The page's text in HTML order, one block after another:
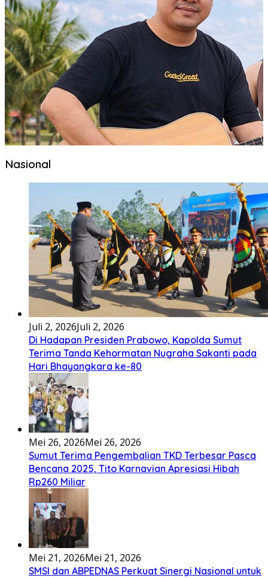
Tenga sakali nouwao khuo he akhigu boi taozui
Lirik Seberkas Sinar – Deddy Dores
Nasional
Juli 2, 2026Juli 2, 2026
Di Hadapan Presiden Prabowo, Kapolda Sumut
Terima Tanda Kehormatan Nugraha Sakanti pada
Hari Bhayangkara ke-80
Mei 26, 2026Mei 26, 2026
Sumut Terima Pengembalian TKD Terbesar Pasca
Bencana 2025, Tito Karnavian Apresiasi Hibah
Rp260 Miliar
Mei 21, 2026Mei 21, 2026
SMSI dan ABPEDNAS Perkuat Sinergi Nasional untuk
Transparansi Pemerintahan Desa